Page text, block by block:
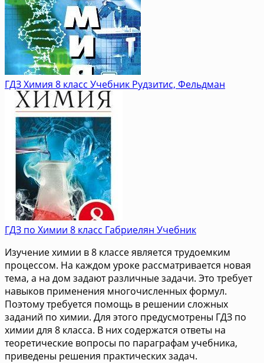
ГДЗ Химия 8 класс Учебник Рудзитис, Фельдман
ГДЗ по Химии 8 класс Габриелян Учебник
Изучение химии в 8 классе является трудоемким
процессом. На каждом уроке рассматривается новая
тема, а на дом задают различные задачи. Это требует
навыков применения многочисленных формул.
Поэтому требуется помощь в решении сложных
заданий по химии. Для этого предусмотрены ГДЗ по
химии для 8 класса. В них содержатся ответы на
теоретические вопросы по параграфам учебника,
приведены решения практических задач.